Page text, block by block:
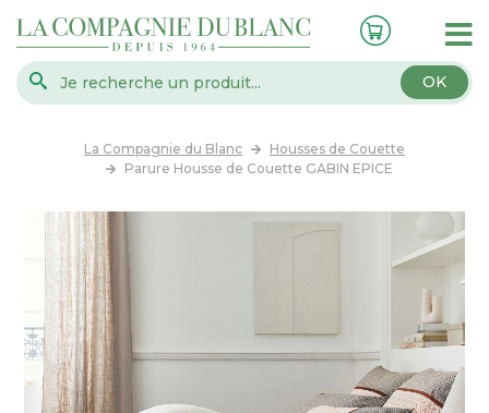
OK
La Compagnie du Blanc
Housses de Couette
Parure Housse de Couette GABIN EPICE